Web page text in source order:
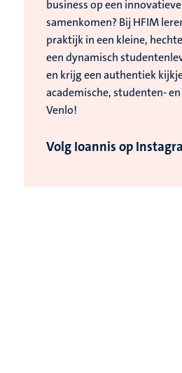
business op een
samenkomen? Bij HFIM
praktijk in een kleine,
een dynamisch
en krijg een authentiek
academische, studenten-
Venlo!
Volg Ioannis op